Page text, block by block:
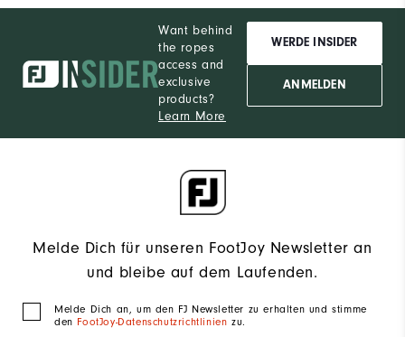
Want behind
the ropes
access and
exclusive
products?
Learn More
WERDE INSIDER
ANMELDEN
Melde Dich für unseren FootJoy Newsletter an
und bleibe auf dem Laufenden.
Melde Dich an, um den FJ Newsletter zu erhalten und stimme
den FootJoy-Datenschutzrichtlinienzu.